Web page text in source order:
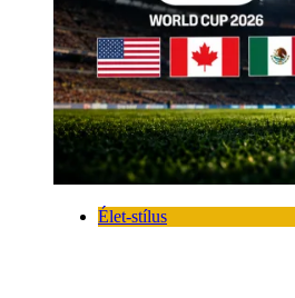
Élet-stílus